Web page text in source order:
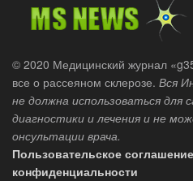
© 2020 Медицинский журнал
все о рассеяном склерозе. Вся
не должна использоваться для
диагностики и лечения и не
онсультации врача.
Пользовательское
конфиденциальности